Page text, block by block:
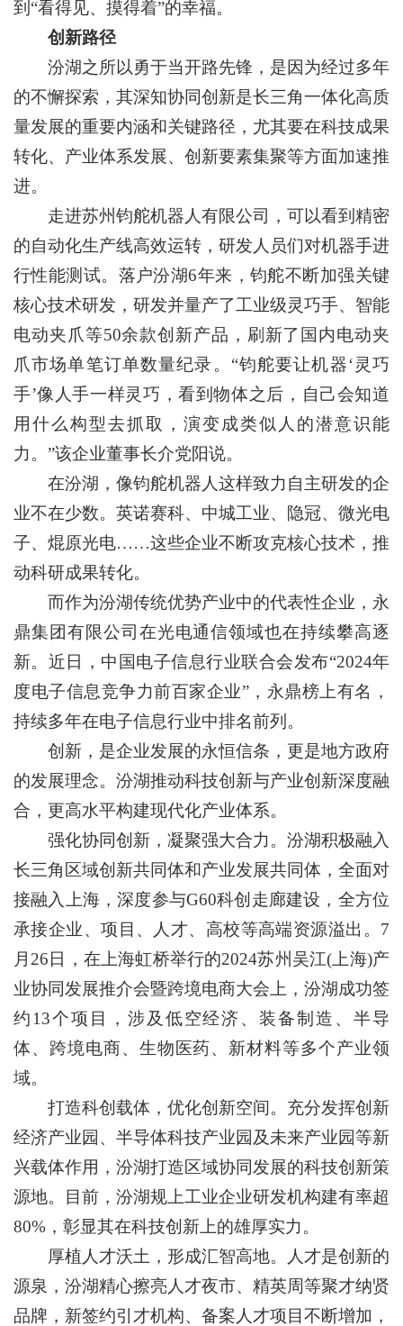
到“看得见、摸得着”的幸福。
创新路径
汾湖之所以勇于当开路先锋，是因为经过多年
的不懈探索，其深知协同创新是长三角一体化高质
量发展的重要内涵和关键路径，尤其要在科技成果
转化、产业体系发展、创新要素集聚等方面加速推
进。
走进苏州钧舵机器人有限公司，可以看到精密
的自动化生产线高效运转，研发人员们对机器手进
行性能测试。落户汾湖6年来，钧舵不断加强关键
核心技术研发，研发并量产了工业级灵巧手、智能
电动夹爪等50余款创新产品，刷新了国内电动夹
爪市场单笔订单数量纪录。“钧舵要让机器‘灵巧
手’像人手一样灵巧，看到物体之后，自己会知道
用什么构型去抓取，演变成类似人的潜意识能
力。”该企业董事长介党阳说。
在汾湖，像钧舵机器人这样致力自主研发的企
业不在少数。英诺赛科、中城工业、隐冠、微光电
子、焜原光电……这些企业不断攻克核心技术，推
动科研成果转化。
而作为汾湖传统优势产业中的代表性企业，永
鼎集团有限公司在光电通信领域也在持续攀高逐
新。近日，中国电子信息行业联合会发布“2024年
度电子信息竞争力前百家企业”，永鼎榜上有名，
持续多年在电子信息行业中排名前列。
创新，是企业发展的永恒信条，更是地方政府
的发展理念。汾湖推动科技创新与产业创新深度融
合，更高水平构建现代化产业体系。
强化协同创新，凝聚强大合力。汾湖积极融入
长三角区域创新共同体和产业发展共同体，全面对
接融入上海，深度参与G60科创走廊建设，全方位
承接企业、项目、人才、高校等高端资源溢出。7
月26日，在上海虹桥举行的2024苏州吴江(上海)产
业协同发展推介会暨跨境电商大会上，汾湖成功签
约13个项目，涉及低空经济、装备制造、半导
体、跨境电商、生物医药、新材料等多个产业领
域。
打造科创载体，优化创新空间。充分发挥创新
经济产业园、半导体科技产业园及未来产业园等新
兴载体作用，汾湖打造区域协同发展的科技创新策
源地。目前，汾湖规上工业企业研发机构建有率超
80%，彰显其在科技创新上的雄厚实力。
厚植人才沃土，形成汇智高地。人才是创新的
源泉，汾湖精心擦亮人才夜市、精英周等聚才纳贤
品牌，新签约引才机构、备案人才项目不断增加，